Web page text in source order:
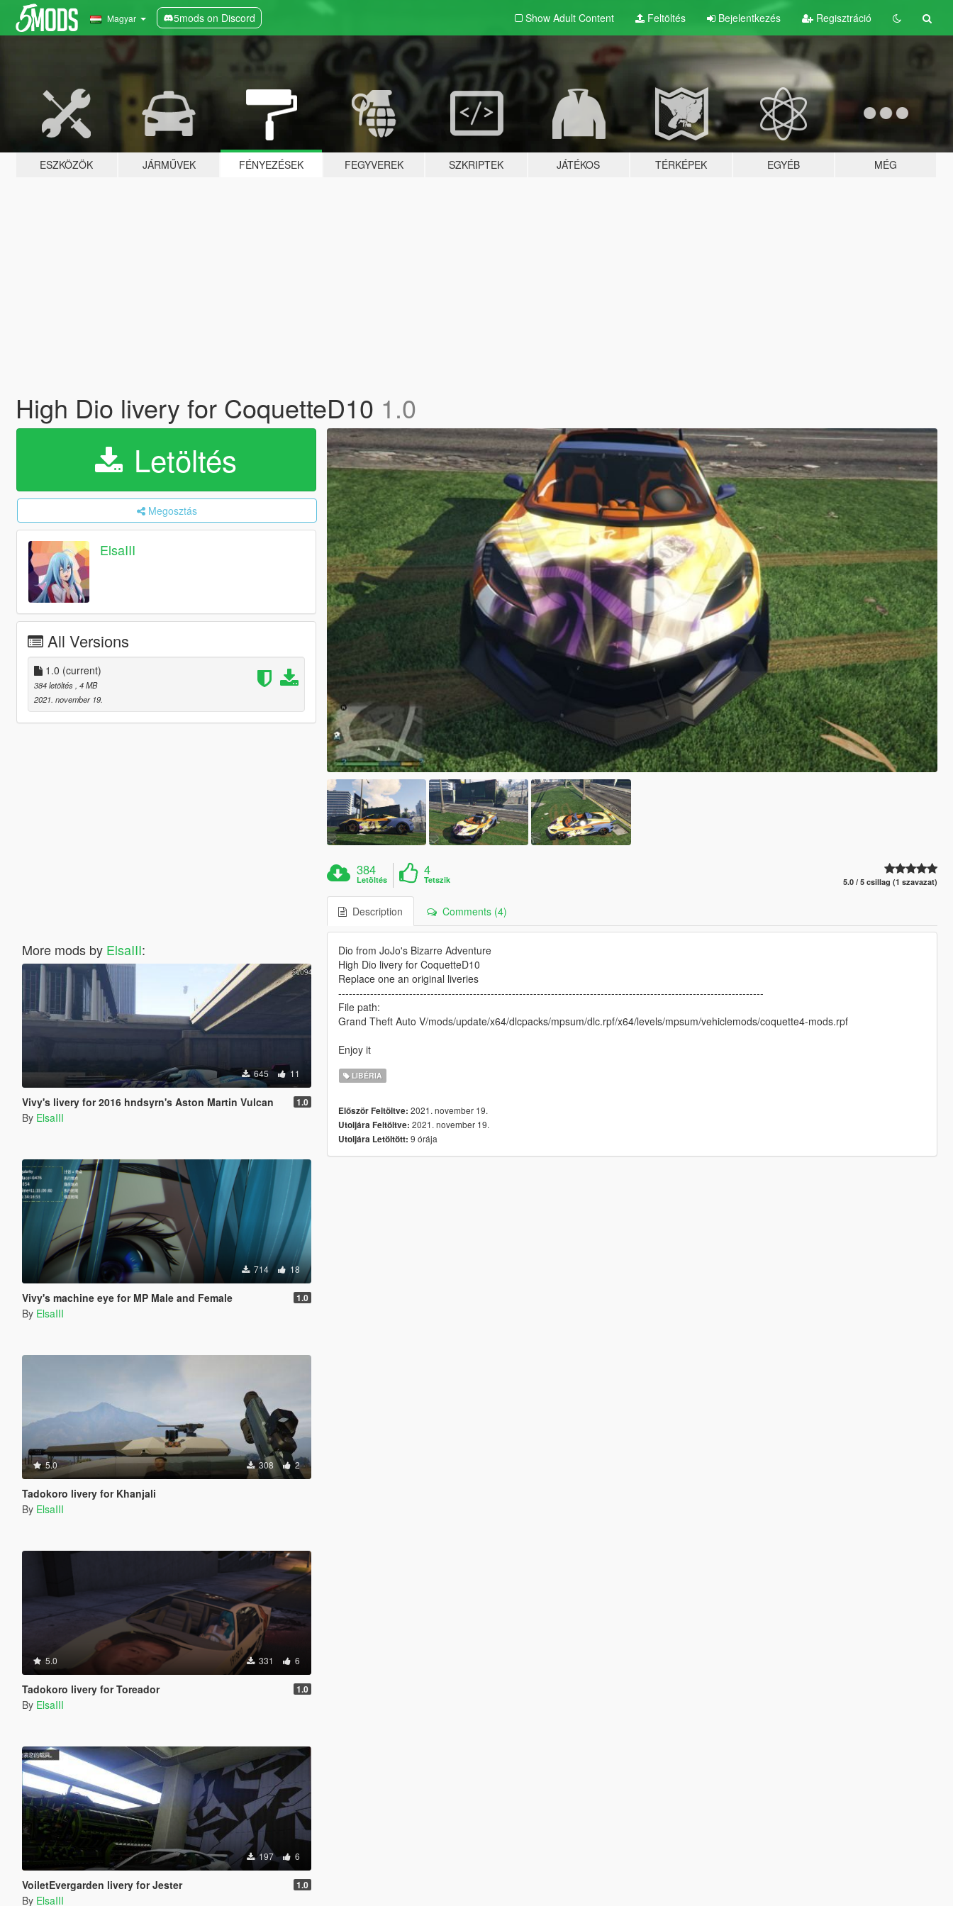
Magyar 5mods on Discord Show Adult Content Feltöltés Bejelentkezés Regisztráció
ESZKÖZÖK JÁRMŰVEK FÉNYEZÉSEK FEGYVEREK SZKRIPTEK JÁTÉKOS TÉRKÉPEK EGYÉB MÉG
High Dio livery for CoquetteD10 1.0
Letöltés
Megosztás
ElsaIII
All Versions
1.0 (current)
384 letöltés , 4 MB
2021. november 19.
More mods by ElsaIII:
645 11
Vivy's livery for 2016 hndsyrn's Aston Martin Vulcan 1.0
By ElsaIII
714 18
Vivy's machine eye for MP Male and Female 1.0
By ElsaIII
5.0 308 2
Tadokoro livery for Khanjali
By ElsaIII
5.0 331 6
Tadokoro livery for Toreador 1.0
By ElsaIII
197 6
VoiletEvergarden livery for Jester 1.0
By ElsaIII
384
Letöltés
4
Tetszik 5.0 / 5 csillag (1 szavazat)
Description Comments (4)
Dio from JoJo's Bizarre Adventure
High Dio livery for CoquetteD10
Replace one an original liveries
------------------------------------------------------------------------------------------------------------------------
File path:
Grand Theft Auto V/mods/update/x64/dlcpacks/mpsum/dlc.rpf/x64/levels/mpsum/vehiclemods/coquette4-mods.rpf
Enjoy it
LIBÉRIA
Először Feltöltve: 2021. november 19.
Utoljára Feltöltve: 2021. november 19.
Utoljára Letöltött: 9 órája